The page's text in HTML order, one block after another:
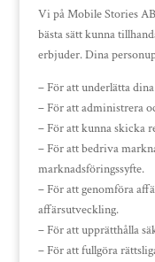
Vi på Mobile Stories
bästa sätt kunna
erbjuder. Dina
– För att underlätta
– För att administrera
– För att kunna skicka
– För att bedriva
marknadsföringssyfte.
– För att genomföra
affärsutveckling.
– För att upprätthålla
– För att fullgöra